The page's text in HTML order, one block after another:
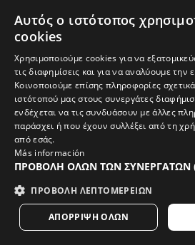
Gravel Αγώνες Δρόμου
Αυτός ο ιστότοπος
cookies
Χρησιμοποιούμε cookies για να
τις διαφημίσεις και για να αναλύουμε την
Κοινοποιούμε επίσης πληροφορίες
ιστότοπού μας στους συνεργάτες
ενδέχεται να τις συνδυάσουν με άλλες
παράσχει ή που έχουν συλλέξει από τη
από εσάς.
Más información
ΠΡΟΒΟΛΉ ΌΛΩΝ ΤΩΝ ΣΥΝΕΡΓΑΤΏΝ
ΠΡΟΒΟΛΉ ΛΕΠΤΟΜΕΡΕΙΏΝ
ΑΠΌΡΡΙΨΗ ΌΛΩΝ